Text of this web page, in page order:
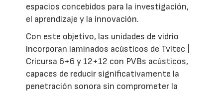
espacios concebidos para la investigación,
el aprendizaje y la innovación.
Con este objetivo, las unidades de vidrio
incorporan laminados acústicos de Tvitec |
Cricursa 6+6 y 12+12 con PVBs acústicos,
capaces de reducir significativamente la
penetración sonora sin comprometer la